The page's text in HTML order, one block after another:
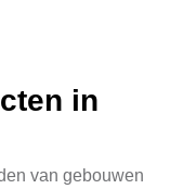
in
van gebouwen